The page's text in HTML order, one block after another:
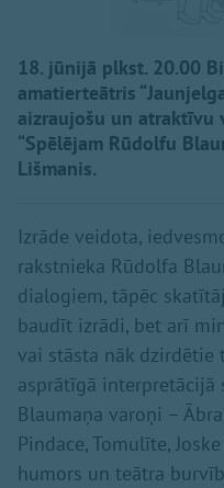
18. jūnijā plkst. 20.00
amatierteātris
aizraujošu un atraktīvu
“Spēlējam Rūdolfu
Lišmanis.
Izrāde veidota,
rakstnieka Rūdolfa
dialogiem, tāpēc
baudīt izrādi, bet arī
vai stāsta nāk dzirdētie
asprātīgā
Blaumaņa varoņi –
Pindace, Tomulīte,
humors un teātra